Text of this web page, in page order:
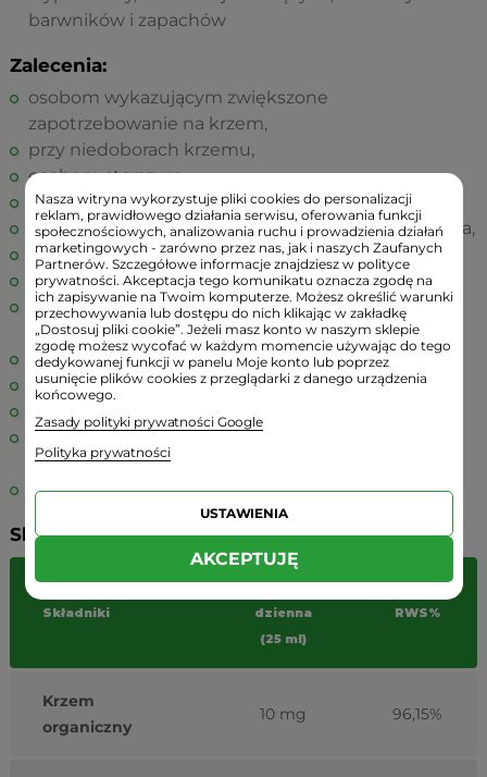
barwników i zapachów
Zalecenia:
osobom wykazującym zwiększone
zapotrzebowanie na krzem,
przy niedoborach krzemu,
osobom starszym,
profilaktycznie po 30 roku życia,
po urazach, gdyż znacząco przyspiesza zrost kośćca,
w okresie rekonwalescencji,
przy niedoborze jodu i niedoczynności tarczycy,
w profilaktyce osteoporozy i chorób
reumatycznych,
osobom aktywnym fizycznie i sportowcom,
w wypadku nasilonego wypadania włosów,
w schorzeniach skóry jak egzema lub atopowe
zapalenie skóry,
w przypadku trudno gojących się ran.
Składniki:
Składniki
Porcja
dzienna
(25 ml)
RWS%
Krzem
organiczny
10 mg 96,15%
Nasza witryna wykorzystuje pliki cookies do personalizacji
reklam, prawidłowego działania serwisu, oferowania funkcji
społecznościowych, analizowania ruchu i prowadzienia działań
marketingowych - zarówno przez nas, jak i naszych Zaufanych
Partnerów. Szczegółowe informacje znajdziesz w polityce
prywatności. Akceptacja tego komunikatu oznacza zgodę na
ich zapisywanie na Twoim komputerze. Możesz określić warunki
przechowywania lub dostępu do nich klikając w zakładkę
„Dostosuj pliki cookie”. Jeżeli masz konto w naszym sklepie
zgodę możesz wycofać w każdym momencie używając do tego
dedykowanej funkcji w panelu Moje konto lub poprzez
usunięcie plików cookies z przeglądarki z danego urządzenia
końcowego.
Zasady polityki prywatności Google
Polityka prywatności
USTAWIENIA
AKCEPTUJĘ